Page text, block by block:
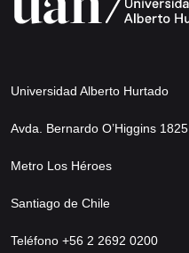
Universidad Alberto Hurtado
Avda. Bernardo O’Higgins 1825
Metro Los Héroes
Santiago de Chile
Teléfono +56 2 2692 0200